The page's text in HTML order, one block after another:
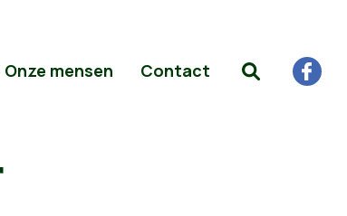
Onze mensen Contact